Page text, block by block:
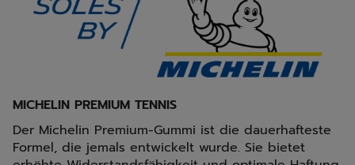
MICHELIN PREMIUM TENNIS
Der Michelin Premium-Gummi ist die dauerhafteste
Formel, die jemals entwickelt wurde. Sie bietet